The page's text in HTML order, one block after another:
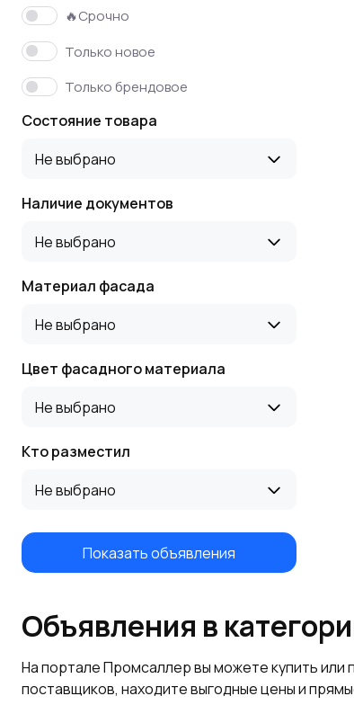
🔥Срочно
Только новое
Только брендовое
Состояние товара
Не выбрано
Наличие документов
Не выбрано
Материал фасада
Не выбрано
Цвет фасадного материала
Не выбрано
Кто разместил
Не выбрано
Показать объявления
Объявления в
На портале Промсаллер вы можете купить
поставщиков, находите выгодные цены и